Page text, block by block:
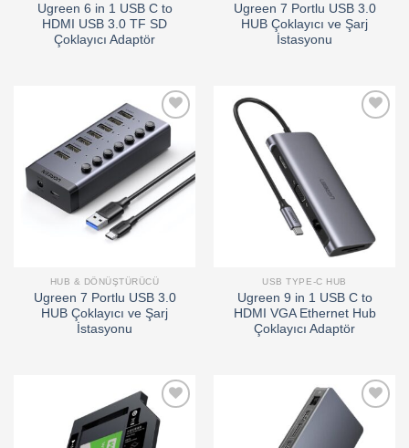
Ugreen 6 in 1 USB C to
HDMI USB 3.0 TF SD
Çoklayıcı Adaptör
Ugreen 7 Portlu USB 3.0
HUB Çoklayıcı ve Şarj
İstasyonu
Add to
wishlist
HUB & DÖNÜŞTÜRÜCÜ
Ugreen 7 Portlu USB 3.0
HUB Çoklayıcı ve Şarj
İstasyonu
USB TYPE-C HUB
Ugreen 9 in 1 USB C to
HDMI VGA Ethernet Hub
Çoklayıcı Adaptör
Add to
wishlist
Add to
wishlist